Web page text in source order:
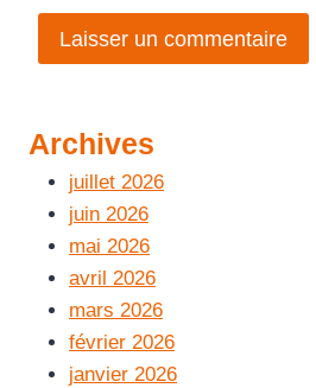
Archives
juillet 2026
juin 2026
mai 2026
avril 2026
mars 2026
février 2026
janvier 2026